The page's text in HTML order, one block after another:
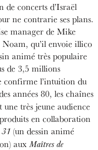
concerts d’Israël
ne contrarie ses plans.
manager de Mike
qu’il envoie illico
animé très populaire
de 3,5 millions
confirme l’intuition du
années 80, les chaînes
très jeune audience
en collaboration
31 (un dessin animé
aux Maîtres de